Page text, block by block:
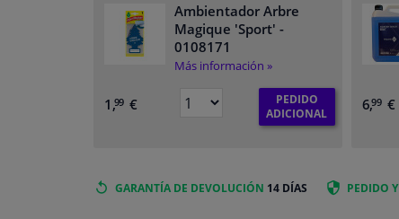
Ambientador Arbre
Magique 'Sport' -
0108171
Más información »
1,99 €
PEDIDO
ADICIONAL
6,99 €
GARANTÍA DE DEVOLUCIÓN 14 DÍAS PEDIDO